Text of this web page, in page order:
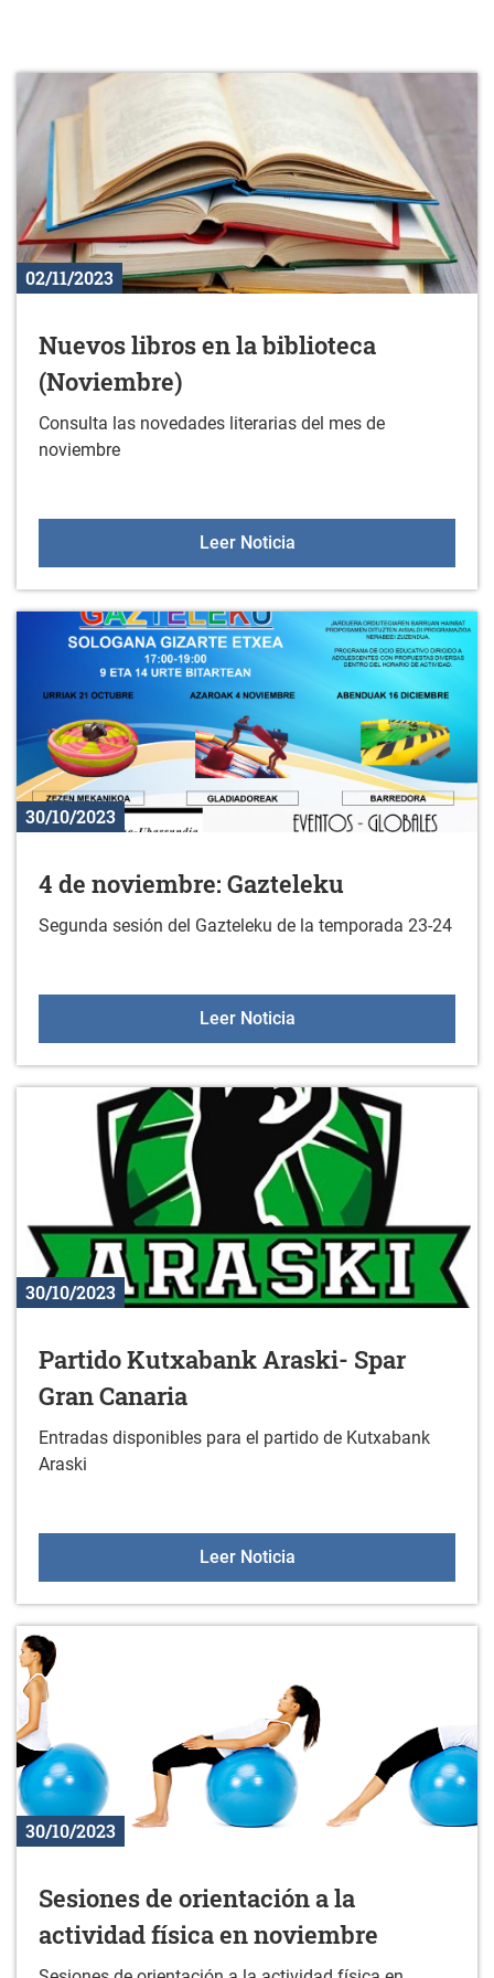
02/11/2023
Nuevos libros en la biblioteca
(Noviembre)
Consulta las novedades literarias del mes de
noviembre
Leer NoticiaNuevos libros en la
30/10/2023
4 de noviembre: Gazteleku
Segunda sesión del Gazteleku de la temporada 23-24
Leer Noticia4 de noviembre:
30/10/2023
Partido Kutxabank Araski- Spar
Gran Canaria
Entradas disponibles para el partido de Kutxabank
Araski
Leer NoticiaPartido Kutxabank
30/10/2023
Sesiones de orientación a la
actividad física en noviembre